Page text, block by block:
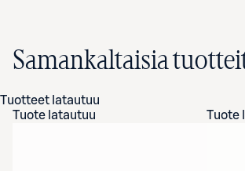
Samankaltaisia
Tuotteet latautuu
Tuote latautuu
Tuote